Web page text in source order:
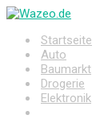
Zum
springenStartseite
Auto
Baumarkt
Drogerie
Elektronik